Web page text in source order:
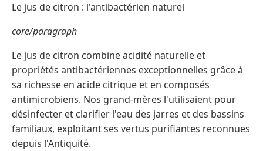
Le jus de citron : l'antibactérien naturel
core/paragraph
Le jus de citron combine acidité naturelle et
propriétés antibactériennes exceptionnelles grâce à
sa richesse en acide citrique et en composés
antimicrobiens. Nos grand-mères l'utilisaient pour
désinfecter et clarifier l'eau des jarres et des bassins
familiaux, exploitant ses vertus purifiantes reconnues
depuis l'Antiquité.